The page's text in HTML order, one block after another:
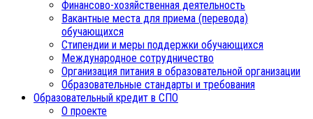
Финансово-хозяйственная деятельность
Вакантные места для приема (перевода)
обучающихся
Стипендии и меры поддержки обучающихся
Международное сотрудничество
Организация питания в образовательной организации
Образовательные стандарты и требования
Образовательный кредит в СПО
О проекте